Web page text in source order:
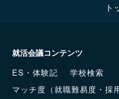
ト
就活会議コンテンツ
ES・体験記
学校検索
マッチ度（就職難易度・採